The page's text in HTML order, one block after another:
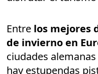
Entre los mejores
de invierno en
ciudades
hay estupendas